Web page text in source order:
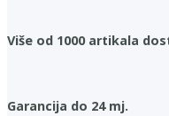
Više od 1000 artikala
Garancija do 24 mj.